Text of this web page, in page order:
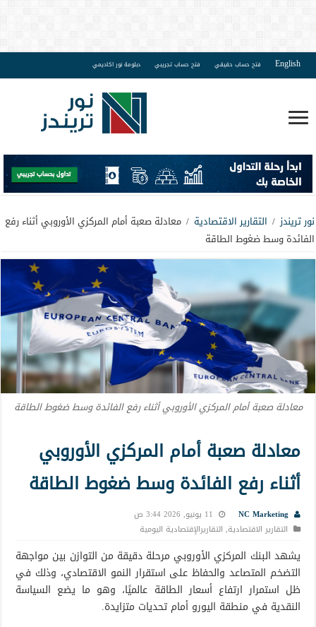
English فتح حساب حقيقي فتح حساب تجريبي دبلومة نور اكاديمي
نور تريندز / التقارير الاقتصادية / معادلة صعبة أمام المركزي الأوروبي أثناء رفع
الفائدة وسط ضغوط الطاقة
معادلة صعبة أمام المركزي الأوروبي أثناء رفع الفائدة وسط ضغوط الطاقة
معادلة صعبة أمام المركزي الأوروبي
أثناء رفع الفائدة وسط ضغوط الطاقة
NC Marketing
11 يونيو, 2026 3:44 ص
التقارير الاقتصادية, التقاريرالإقتصادية اليومية
يشهد البنك المركزي الأوروبي مرحلة دقيقة من التوازن بين مواجهة
التضخم المتصاعد والحفاظ على استقرار النمو الاقتصادي، وذلك في
ظل استمرار ارتفاع أسعار الطاقة عالميًا، وهو ما يضع السياسة
النقدية في منطقة اليورو أمام تحديات متزايدة.